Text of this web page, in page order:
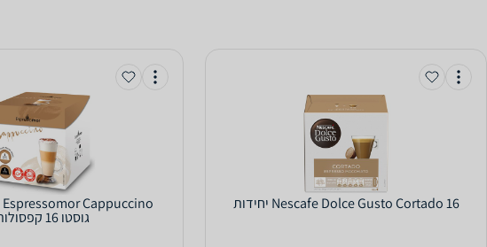
Nescafe Dolce Gusto Cortado 16 יחידות
גוסטו 16 קפסולות